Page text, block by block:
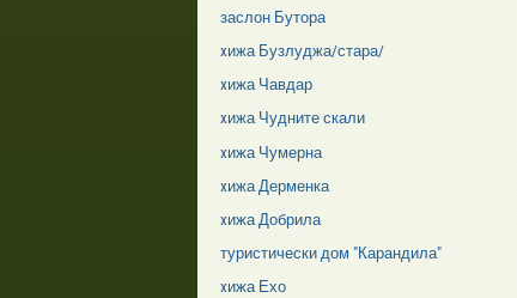
заслон Бутора
xижа Бузлуджа/стара/
xижа Чавдар
xижа Чудните скали
xижа Чумерна
xижа Дерменка
xижа Добрила
туристически дом "Карандила"
xижа Ехо